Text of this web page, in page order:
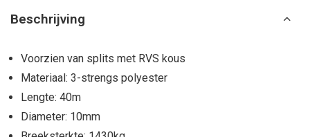
Beschrijving
Voorzien van splits met RVS kous
Materiaal: 3-strengs polyester
Lengte: 40m
Diameter: 10mm